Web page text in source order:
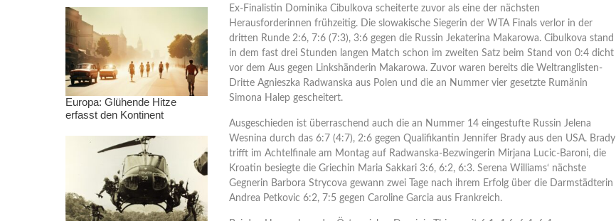
Ex-Finalistin Dominika Cibulkova scheiterte zuvor als eine der nächsten
Herausforderinnen frühzeitig. Die slowakische Siegerin der WTA Finals verlor in der
dritten Runde 2:6, 7:6 (7:3), 3:6 gegen die Russin Jekaterina Makarowa. Cibulkova stand
in dem fast drei Stunden langen Match schon im zweiten Satz beim Stand von 0:4 dicht
vor dem Aus gegen Linkshänderin Makarowa. Zuvor waren bereits die Weltranglisten-
Dritte Agnieszka Radwanska aus Polen und die an Nummer vier gesetzte Rumänin
Simona Halep gescheitert.
Ausgeschieden ist überraschend auch die an Nummer 14 eingestufte Russin Jelena
Wesnina durch das 6:7 (4:7), 2:6 gegen Qualifikantin Jennifer Brady aus den USA. Brady
trifft im Achtelfinale am Montag auf Radwanska-Bezwingerin Mirjana Lucic-Baroni, die
Kroatin besiegte die Griechin Maria Sakkari 3:6, 6:2, 6:3. Serena Williams‘ nächste
Gegnerin Barbora Strycova gewann zwei Tage nach ihrem Erfolg über die Darmstädterin
Andrea Petkovic 6:2, 7:5 gegen Caroline Garcia aus Frankreich.
Europa: Glühende Hitze
erfasst den Kontinent